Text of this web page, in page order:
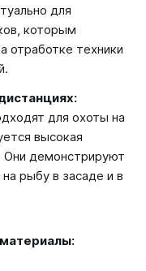
для
которым
отработке техники
для охоты на
высокая
Они демонстрируют
рыбу в засаде и в